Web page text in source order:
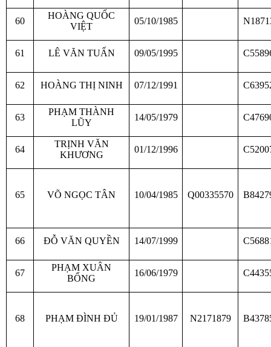
60
HOÀNG QUỐC
VIỆT
05/10/1985
61 LÊ VĂN TUẤN 09/05/1995
62 HOÀNG THỊ NINH 07/12/1991
63
PHẠM THÀNH
LŨY
14/05/1979
64
TRỊNH VĂN
KHƯƠNG
01/12/1996
65 VÕ NGỌC TÂN 10/04/1985 Q00335570
66 ĐỖ VĂN QUYỀN 14/07/1999
67
PHẠM XUÂN
BỔNG
16/06/1979
68 PHẠM ĐÌNH ĐỦ 19/01/1987 N2171879